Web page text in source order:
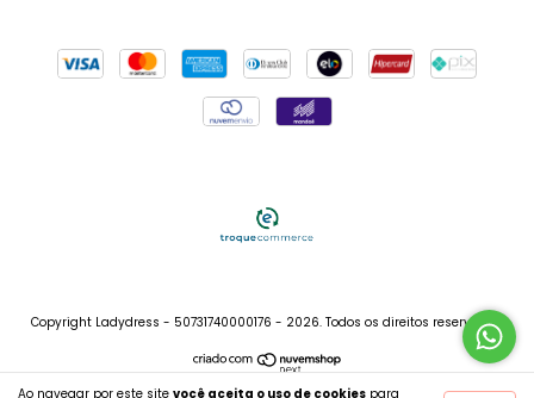
Ao navegar por este site você aceita o uso de cookies para
Copyright Ladydress - 50731740000176 - 2026. Todos os direitos reservados.